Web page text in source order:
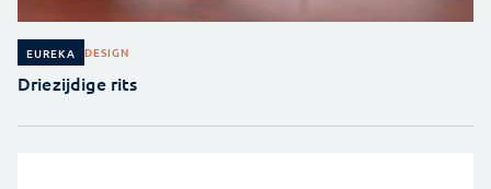
EUREKA DESIGN
Driezijdige rits